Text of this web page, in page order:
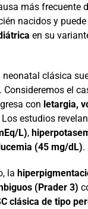
más frecuente
nacidos y
en su
neonatal clásica
el
con letargia,
Los estudios revelan
L),
(45 mg/dL).
la
(Prader 3)
clásica de tipo